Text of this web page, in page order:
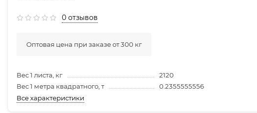
0 отзывов
Оптовая цена при заказе от 300 кг
Вес 1 листа, кг
2120
Вес 1 метра квадратного, т
0.2355555556
Все характеристики